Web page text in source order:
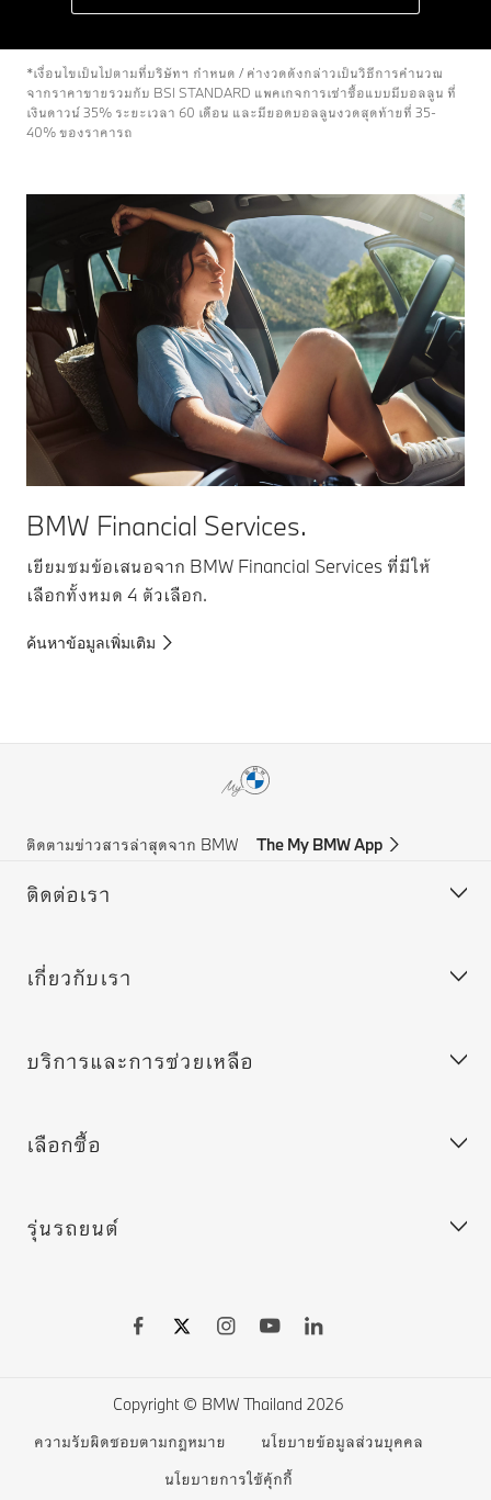
*เงื่อนไขเป็นไปตามที่บริษัทฯ กำหนด / ค่างวดดังกล่าวเป็นวิธีการคำนวณ
จากราคาขายรวมกับ BSI STANDARD แพคเกจการเช่าซื้อแบบมีบอลลูน ที่
เงินดาวน์ 35% ระยะเวลา 60 เดือน และมียอดบอลลูนงวดสุดท้ายที่ 35-
40% ของราคารถ
BMW Financial Services.
เยียมชมข้อเสนอจาก BMW Financial Services ที่มีให้
เลือกทั้งหมด 4 ตัวเลือก.
ค้นหาข้อมูลเพิ่มเติม
ติดตามข่าวสารล่าสุดจาก BMW The My BMW App
ติดต่อเรา
ฝ่ายบริการลูกค้า
ขอข้อเสนอ
ค้นหาตัวแทนจำหน่าย
เกี่ยวกับเรา
ร่วมงานกับเรา
BMW Group
บริการและการช่วยเหลือ
MY BMW App
BMW Warranty
เลือกซื้อ
ประกอบรถ BMW
จองรถยนต์ออนไลน์
BMW Financial Services
รุ่นรถยนต์
BMW 4 series
Copyright © BMW Thailand 2026
ความรับผิดชอบตามกฎหมาย
นโยบายข้อมูลส่วนบุคคล
นโยบายการใช้คุ้กกี้